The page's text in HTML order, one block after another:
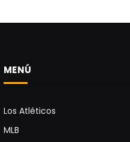
MENÚ
Los Atléticos
MLB